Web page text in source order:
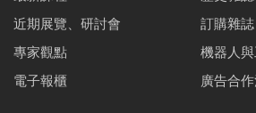
近期展覽、研討會
專家觀點
電子報櫃
訂購雜誌
機器人
廣告合